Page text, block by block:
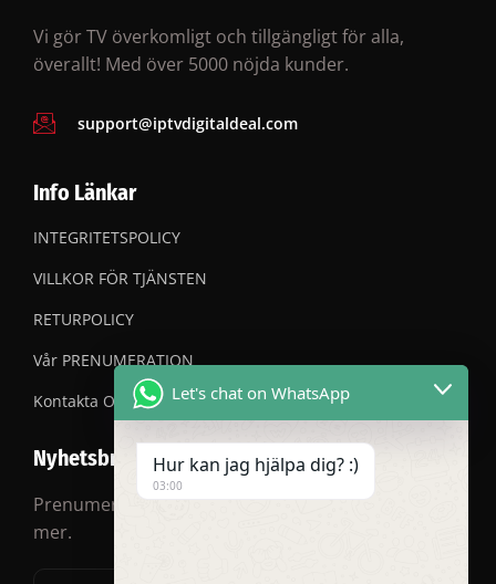
Vi gör TV överkomligt och tillgängligt för alla,
överallt! Med över 5000 nöjda kunder.
support@iptvdigitaldeal.com
Info Länkar
INTEGRITETSPOLICY
VILLKOR FÖR TJÄNSTEN
RETURPOLICY
Vår PRENUMERATION
Kontakta OSS
Nyhetsbrev
Prenumerera på vårt nyhetsbrev för rabatter och
mer.
Let's chat on WhatsApp
Hur kan jag hjälpa dig? :)
03:00